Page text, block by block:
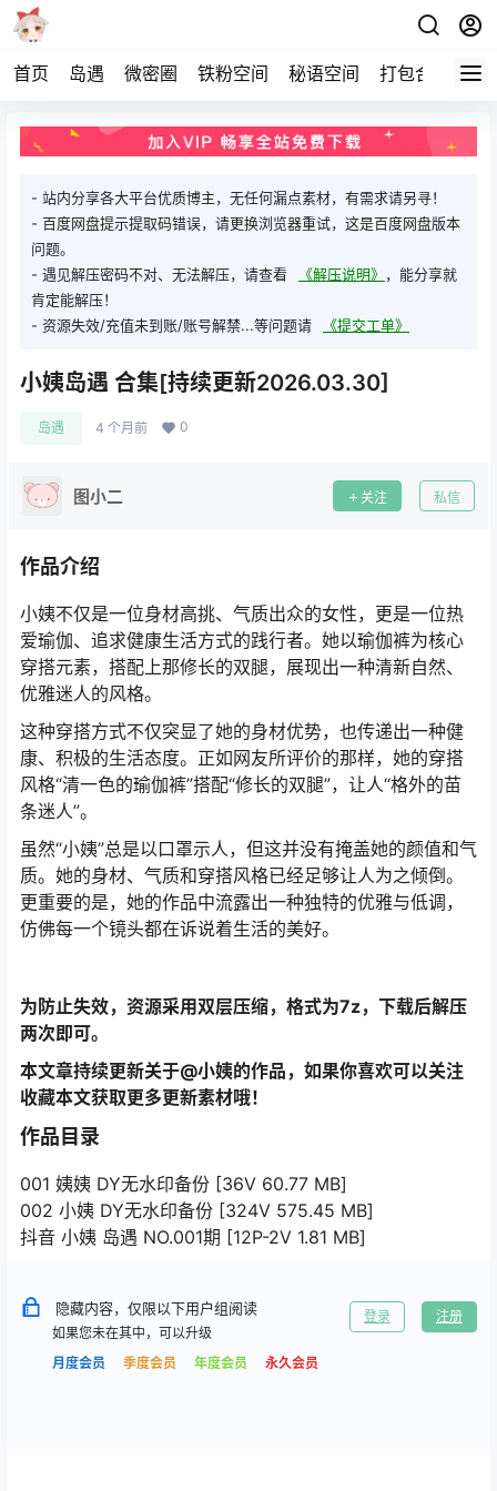
首页 岛遇 微密圈 铁粉空间 秘语空间 打包合集 关
- 站内分享各大平台优质博主，无任何漏点素材，有需求请另寻！
- 百度网盘提示提取码错误，请更换浏览器重试，这是百度网盘版本
问题。
- 遇见解压密码不对、无法解压，请查看
《解压说明》 ，能分享就
肯定能解压！
- 资源失效/充值未到账/账号解禁...等问题请
《提交工单》
小姨岛遇 合集[持续更新2026.03.30]
岛遇 4 个月前 0
图小二 关注 私信
作品介绍
小姨不仅是一位身材高挑、气质出众的女性，更是一位热
爱瑜伽、追求健康生活方式的践行者。她以瑜伽裤为核心
穿搭元素，搭配上那修长的双腿，展现出一种清新自然、
优雅迷人的风格。
这种穿搭方式不仅突显了她的身材优势，也传递出一种健
康、积极的生活态度。正如网友所评价的那样，她的穿搭
风格“清一色的瑜伽裤”搭配“修长的双腿”，让人“格外的苗
条迷人”。
虽然“小姨”总是以口罩示人，但这并没有掩盖她的颜值和气
质。她的身材、气质和穿搭风格已经足够让人为之倾倒。
更重要的是，她的作品中流露出一种独特的优雅与低调，
仿佛每一个镜头都在诉说着生活的美好。
为防止失效，资源采用双层压缩，格式为7z，下载后解压
两次即可。
本文章持续更新关于@小姨的作品，如果你喜欢可以关注
收藏本文获取更多更新素材哦！
作品目录
001 姨姨 DY无水印备份 [36V 60.77 MB]
002 小姨 DY无水印备份 [324V 575.45 MB]
抖音 小姨 岛遇 NO.001期 [12P-2V 1.81 MB]
隐藏内容，仅限以下用户组阅读
如果您未在其中，可以升级
月度会员
季度会员 年度会员 永久会员
登录 注册